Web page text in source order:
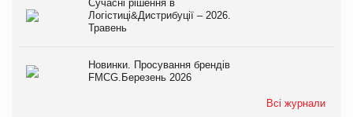
Сучасні рішення в
Логістиці&Дистрибуції – 2026.
Травень
Новинки. Просування брендів
FMCG.Березень 2026
Всі журнали